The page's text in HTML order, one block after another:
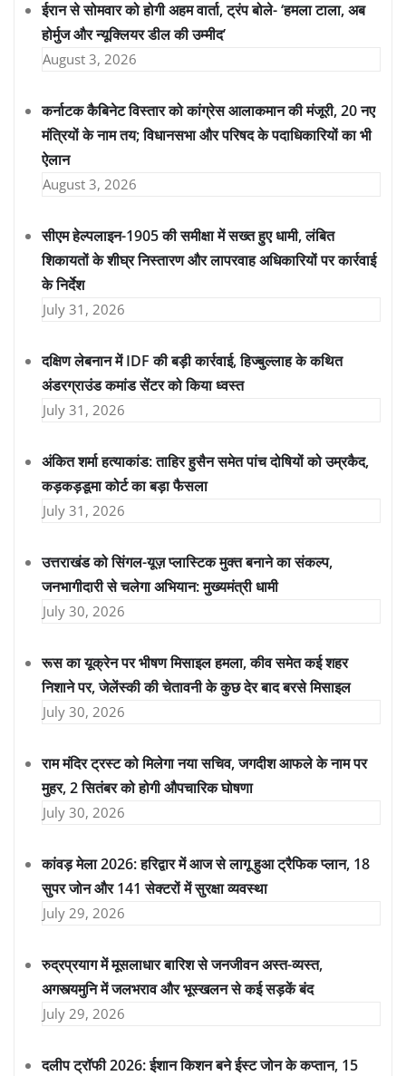
ईरान से सोमवार को होगी अहम वार्ता, ट्रंप बोले- ‘हमला टाला, अब
होर्मुज और न्यूक्लियर डील की उम्मीद’
August 3, 2026
कर्नाटक कैबिनेट विस्तार को कांग्रेस आलाकमान की मंजूरी, 20 नए
मंत्रियों के नाम तय; विधानसभा और परिषद के पदाधिकारियों का भी
ऐलान
August 3, 2026
सीएम हेल्पलाइन-1905 की समीक्षा में सख्त हुए धामी, लंबित
शिकायतों के शीघ्र निस्तारण और लापरवाह अधिकारियों पर कार्रवाई
के निर्देश
July 31, 2026
दक्षिण लेबनान में IDF की बड़ी कार्रवाई, हिज्बुल्लाह के कथित
अंडरग्राउंड कमांड सेंटर को किया ध्वस्त
July 31, 2026
अंकित शर्मा हत्याकांड: ताहिर हुसैन समेत पांच दोषियों को उम्रकैद,
कड़कड़डूमा कोर्ट का बड़ा फैसला
July 31, 2026
उत्तराखंड को सिंगल-यूज़ प्लास्टिक मुक्त बनाने का संकल्प,
जनभागीदारी से चलेगा अभियान: मुख्यमंत्री धामी
July 30, 2026
रूस का यूक्रेन पर भीषण मिसाइल हमला, कीव समेत कई शहर
निशाने पर, जेलेंस्की की चेतावनी के कुछ देर बाद बरसे मिसाइल
July 30, 2026
राम मंदिर ट्रस्ट को मिलेगा नया सचिव, जगदीश आफले के नाम पर
मुहर, 2 सितंबर को होगी औपचारिक घोषणा
July 30, 2026
कांवड़ मेला 2026: हरिद्वार में आज से लागू हुआ ट्रैफिक प्लान, 18
सुपर जोन और 141 सेक्टरों में सुरक्षा व्यवस्था
July 29, 2026
रुद्रप्रयाग में मूसलाधार बारिश से जनजीवन अस्त-व्यस्त,
अगस्त्यमुनि में जलभराव और भूस्खलन से कई सड़कें बंद
July 29, 2026
दलीप ट्रॉफी 2026: ईशान किशन बने ईस्ट जोन के कप्तान, 15